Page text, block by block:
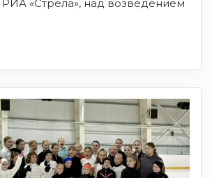
«Стрела», над возведением